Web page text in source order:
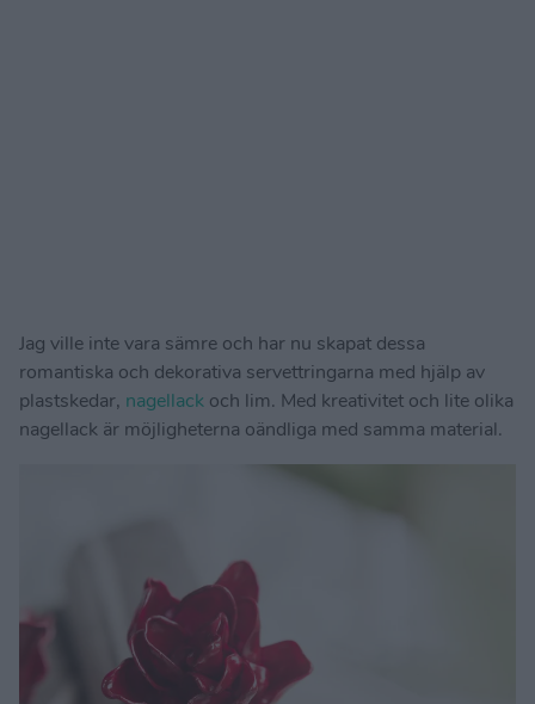
Jag ville inte vara sämre och har nu skapat dessa
romantiska och dekorativa servettringarna med hjälp av
plastskedar, nagellack och lim. Med kreativitet och lite olika
nagellack är möjligheterna oändliga med samma material.